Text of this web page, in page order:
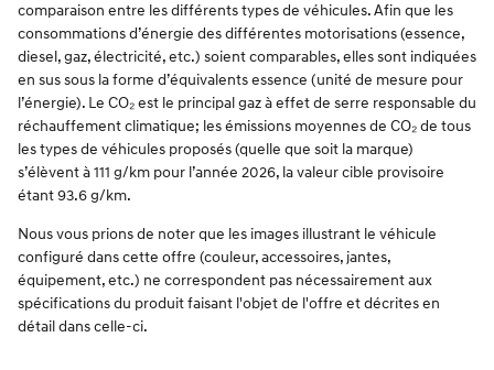
comparaison entre les différents types de véhicules. Afin que les
consommations d’énergie des différentes motorisations (essence,
diesel, gaz, électricité, etc.) soient comparables, elles sont indiquées
en sus sous la forme d’équivalents essence (unité de mesure pour
l’énergie). Le CO₂ est le principal gaz à effet de serre responsable du
réchauffement climatique; les émissions moyennes de CO₂ de tous
les types de véhicules proposés (quelle que soit la marque)
s’élèvent à 111 g/km pour l’année 2026, la valeur cible provisoire
étant 93.6 g/km.
Nous vous prions de noter que les images illustrant le véhicule
configuré dans cette offre (couleur, accessoires, jantes,
équipement, etc.) ne correspondent pas nécessairement aux
spécifications du produit faisant l'objet de l'offre et décrites en
détail dans celle-ci.